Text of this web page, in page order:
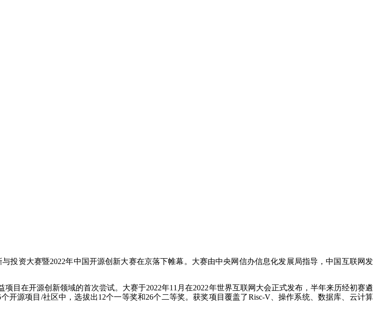
投资大赛暨2022年中国开源创新大赛在京落下帷幕。大赛由中央网信办信息化发展局指导，中国互联网发
在开源创新领域的首次尝试。大赛于2022年11月在2022年世界互联网大会正式发布，半年来历经初赛遴
源项目/社区中，选拔出12个一等奖和26个二等奖。获奖项目覆盖了Risc-V、操作系统、数据库、云计算